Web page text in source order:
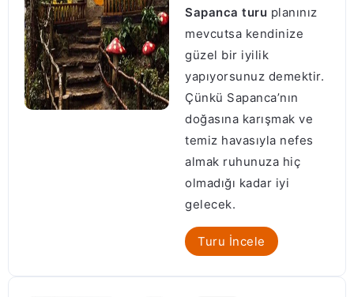
Sapanca turu planınız
mevcutsa kendinize
güzel bir iyilik
yapıyorsunuz demektir.
Çünkü Sapanca’nın
doğasına karışmak ve
temiz havasıyla nefes
almak ruhunuza hiç
olmadığı kadar iyi
gelecek.
Turu İncele